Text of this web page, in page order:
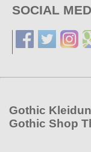
SOCIAL
Gothic
Gothic Shop